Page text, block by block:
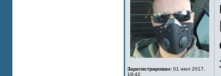
Зарегистрирован: 01 июл 2017,
19:42